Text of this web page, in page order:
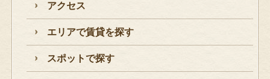
アクセス
エリアで賃貸を探す
スポットで探す